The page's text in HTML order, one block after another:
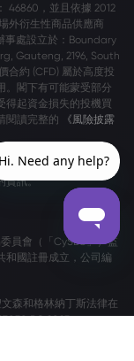
46860，並且依據 2012
外衍生性商品供應商
事處設立於：Boundary
Gauteng, 2196, South
合約 (CFD) 屬於高度投
。閣下有可能蒙受部分
得起資金損失的投機買
閱讀完整的
《風險披露
與我們聯絡。請閱
資訊。
員會（「CySEC」）監
國註冊成立，公司編
森和格林納丁斯法律在
BC 2023。